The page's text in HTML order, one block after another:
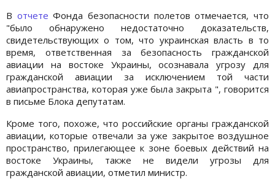
В отчете Фонда безопасности полетов отмечается, что
"было обнаружено недостаточно доказательств,
свидетельствующих о том, что украинская власть в то
время, ответственная за безопасность гражданской
авиации на востоке Украины, осознавала угрозу для
гражданской авиации за исключением той части
авиапространства, которая уже была закрыта ", говорится
в письме Блока депутатам.
Кроме того, похоже, что российские органы гражданской
авиации, которые отвечали за уже закрытое воздушное
пространство, прилегающее к зоне боевых действий на
востоке Украины, также не видели угрозы для
гражданской авиации, отметил министр.